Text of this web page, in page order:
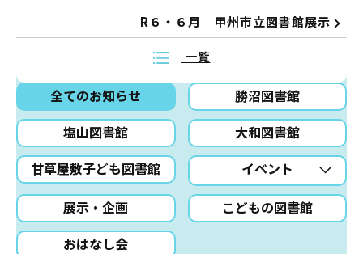
全てのお知らせ
勝沼図書館
塩山図書館
大和図書館
甘草屋敷子ども図書館
イベント
展示・企画
こどもの図書館
おはなし会
R６・６月 甲州市立図書館展示
一覧